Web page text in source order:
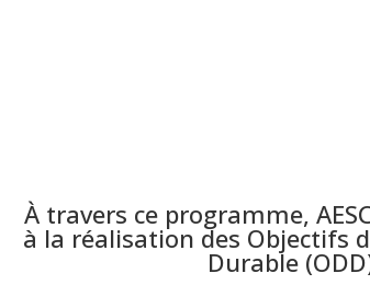
À travers ce programme,
à la réalisation des Objectifs
Durable